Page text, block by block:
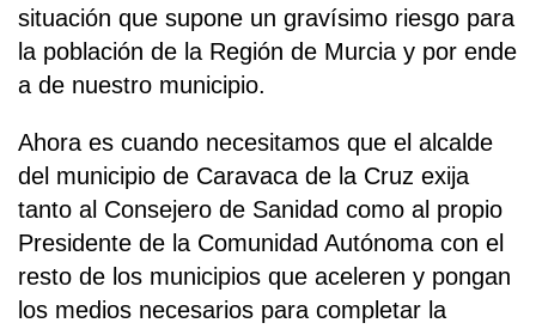
situación que supone un gravísimo riesgo para
la población de la Región de Murcia y por ende
a de nuestro municipio.
Ahora es cuando necesitamos que el alcalde
del municipio de Caravaca de la Cruz exija
tanto al Consejero de Sanidad como al propio
Presidente de la Comunidad Autónoma con el
resto de los municipios que aceleren y pongan
los medios necesarios para completar la